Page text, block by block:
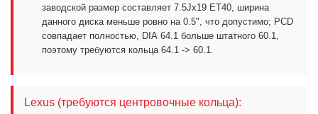
заводской размер составляет 7.5Jx19 ET40, ширина
данного диска меньше ровно на 0.5", что допустимо; PCD
совпадает полностью, DIA 64.1 больше штатного 60.1,
поэтому требуются кольца 64.1 -> 60.1.
Lexus (требуются центровочные кольца):